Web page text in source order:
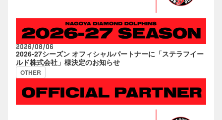
2026/08/06
2026-27シーズン オフィシャルパートナーに「ステラフイー
ルド株式会社」様決定のお知らせ
OTHER